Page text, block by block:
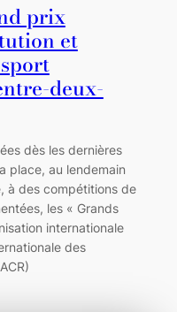
prix
et
deux-
dès les dernières
place, au lendemain
à des compétitions de
les « Grands
internationale
des